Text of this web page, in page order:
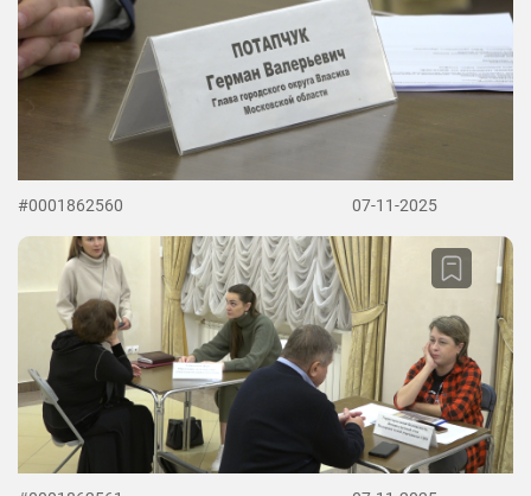
#0001862560 07-11-2025